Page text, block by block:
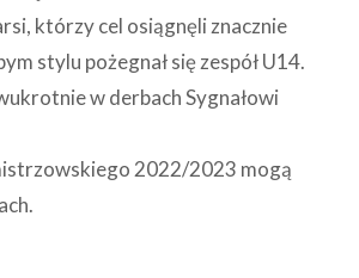
którzy cel osiągnęli znacznie
stylu pożegnał się zespół U14.
w derbach Sygnałowi
2022/2023 mogą